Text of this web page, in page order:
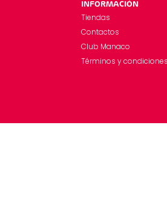
INFORMACIÓN
Tiendas
Contactos
Club Manaco
Términos y condiciones